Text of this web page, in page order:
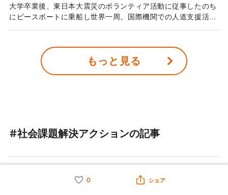
0 シェア
大学卒業後、東日本大震災のボランティア活動に従事したのち
にピースボートに乗船し世界一周。国際機関での人道支援活動
は、身のまわりにある小さな気づきから社会問題の解決にアプ
ローチし続けている。同社が運営する「mymizu」は使い捨て
プラスチックの消費を減らすこと、人々の消費行動を変えるこ
もっと見る
#社会課題解決アクションの記事
ーダーになるのは遠慮しなきゃ、